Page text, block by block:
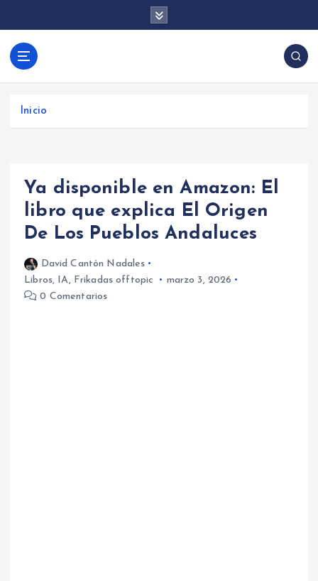
Desarrollo de
Backend con
Inicio
Ya disponible en Amazon: El
libro que explica El Origen
De Los Pueblos Andaluces
David Cantón Nadales
Libros, IA, Frikadas offtopic
marzo 3, 2026
0 Comentarios